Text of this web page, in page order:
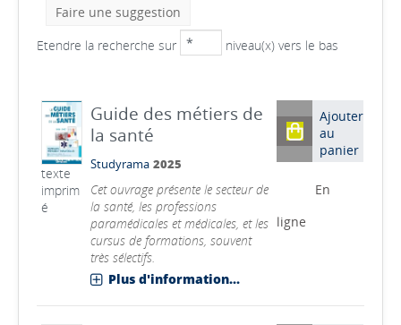
Faire une suggestion
Etendre la recherche sur
niveau(x) vers le bas
texte
imprim
é
Guide des métiers de
la santé
Studyrama 2025
Cet ouvrage présente le secteur de
la santé, les professions
paramédicales et médicales, et les
cursus de formations, souvent
très sélectifs.
Plus d'information...
Ajouter
au
panier
En
ligne